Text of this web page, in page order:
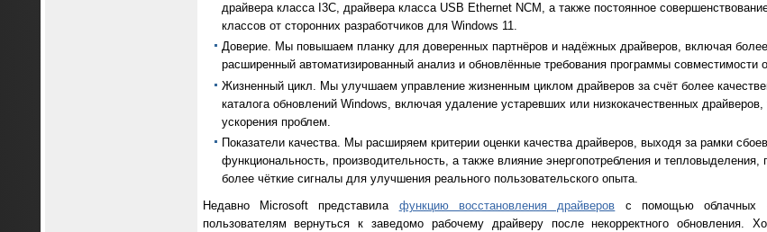
драйвера класса I3C, драйвера класса USB Ethernet NCM, а также постоянное
классов от сторонних разработчиков для Windows 11.
Доверие. Мы повышаем планку для доверенных партнёров и надёжных драйверов, включая более
расширенный автоматизированный анализ и обновлённые требования программы совместимости
Жизненный цикл. Мы улучшаем управление жизненным циклом драйверов за счёт более
каталога обновлений Windows, включая удаление устаревших или низкокачественных
ускорения проблем.
Показатели качества. Мы расширяем критерии оценки качества драйверов, выходя за рамки
функциональность, производительность, а также влияние энергопотребления и тепловыделения,
более чёткие сигналы для улучшения реального пользовательского опыта.
Недавно Microsoft представила функцию восстановления драйверов с помощью облачных
пользователям вернуться к заведомо рабочему драйверу после некорректного обновления.